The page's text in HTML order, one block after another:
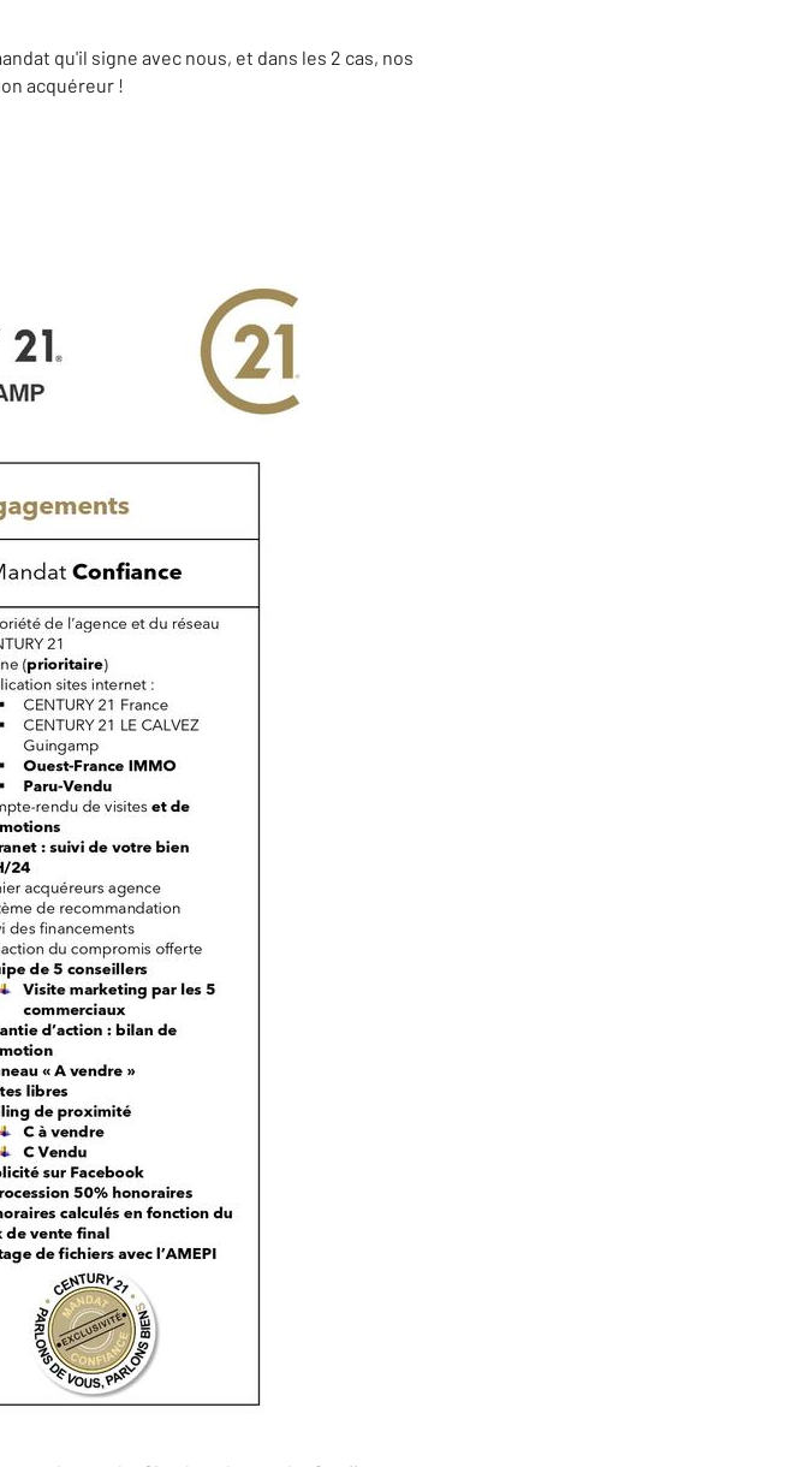
qu'il signe avec nous, et dans les 2 cas, nos
acquéreur !